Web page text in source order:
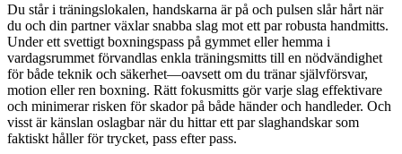
Du står i träningslokalen, handskarna är på och pulsen slår hårt när
du och din partner växlar snabba slag mot ett par robusta handmitts.
Under ett svettigt boxningspass på gymmet eller hemma i
vardagsrummet förvandlas enkla träningsmitts till en nödvändighet
för både teknik och säkerhet—oavsett om du tränar självförsvar,
motion eller ren boxning. Rätt fokusmitts gör varje slag effektivare
och minimerar risken för skador på både händer och handleder. Och
visst är känslan oslagbar när du hittar ett par slaghandskar som
faktiskt håller för trycket, pass efter pass.